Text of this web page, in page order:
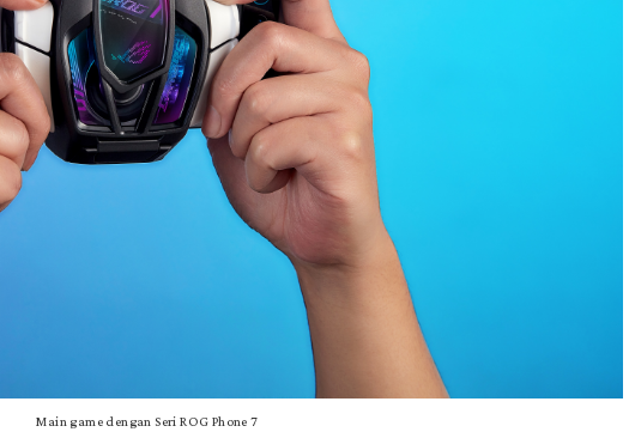
Main game dengan Seri ROG Phone 7